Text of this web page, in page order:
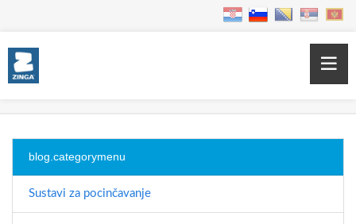
blog.categorymenu
Sustavi za pocinčavanje